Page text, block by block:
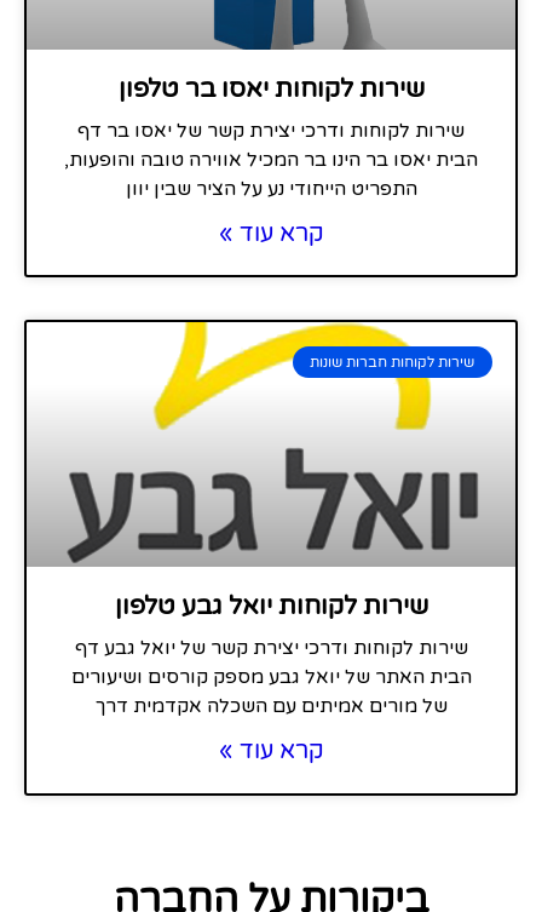
שירות לקוחות יאסו בר טלפון
שירות לקוחות ודרכי יצירת קשר של יאסו בר דף
הבית יאסו בר הינו בר המכיל אווירה טובה והופעות,
התפריט הייחודי נע על הציר שבין יוון
קרא עוד »
שירות לקוחות חברות שונות
שירות לקוחות יואל גבע טלפון
שירות לקוחות ודרכי יצירת קשר של יואל גבע דף
הבית האתר של יואל גבע מספק קורסים ושיעורים
של מורים אמיתים עם השכלה אקדמית דרך
קרא עוד »
ביקורות על החברה